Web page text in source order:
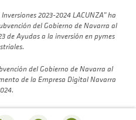
2023-2024 LACUNZA” ha
del Gobierno de Navarra al
de Ayudas a la inversión en pymes
del Gobierno de Navarra al
de la Empresa Digital Navarra